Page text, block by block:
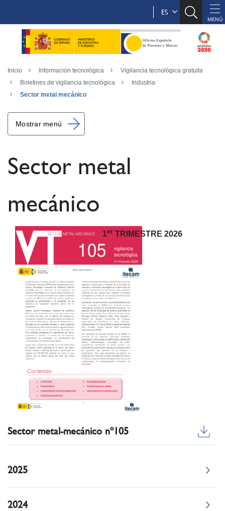
ES
Inicio Información tecnológica
Vigilancia tecnológica gratuita
Boletines de vigilancia tecnológica
Industria
Sector metal mecánico
Mostrar menú
Sector metal
mecánico
1er TRIMESTRE 2026
Sector metal-mecánico nº105
2025
2024